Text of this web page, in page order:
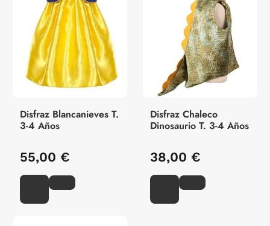
Disfraz Blancanieves T.
3-4 Años
55,00 €
Disfraz Chaleco
Dinosaurio T. 3-4 Años
38,00 €